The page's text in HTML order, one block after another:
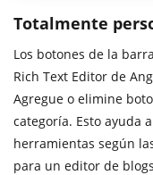
Totalmente
Los botones de la
Rich Text Editor de
Agregue o elimine
categoría. Esto ayuda
herramientas según
para un editor de